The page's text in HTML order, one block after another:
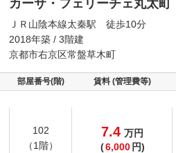
カーサ・フェリーチェ丸太町
ＪＲ山陰本線太秦駅 徒歩10分
2018年築 / 3階建
京都市右京区常盤草木町
部屋番号(階) 賃料 (管理費等)
102
（1階）
7.4 万円
(6,000 円)